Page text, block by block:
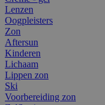
Lenzen
Oogpleisters
Zon
Aftersun
Kinderen
Lichaam
Lippen zon
Ski
Voorbereiding zon